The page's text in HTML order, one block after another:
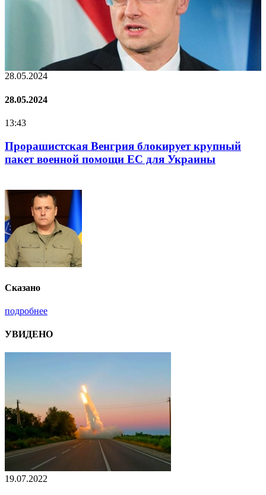
28.05.2024
28.05.2024
13:43
Прорашистская Венгрия блокирует крупный
пакет военной помощи ЕС для Украины
Сказано
подробнее
УВИДЕНО
19.07.2022